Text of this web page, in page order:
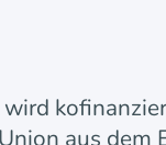
wird
aus dem